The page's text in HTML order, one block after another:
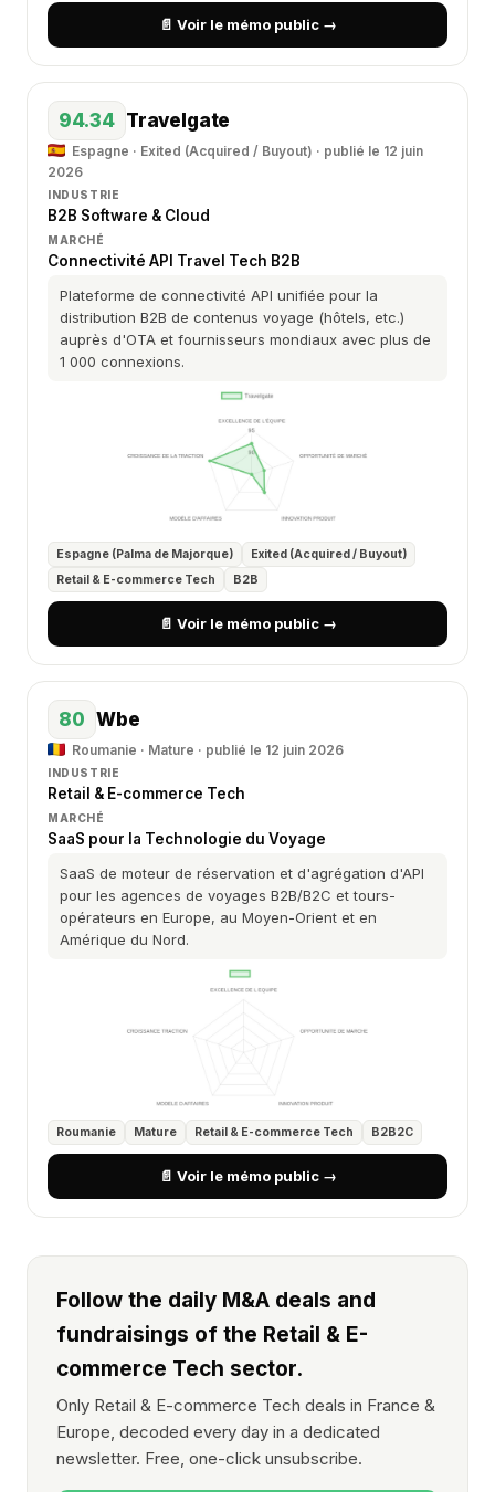
📄 Voir le mémo public →
94.34 Travelgate
Espagne · Exited (Acquired / Buyout) · publié le 12 juin
2026
INDUSTRIE
B2B Software & Cloud
MARCHÉ
Connectivité API Travel Tech B2B
Plateforme de connectivité API unifiée pour la
distribution B2B de contenus voyage (hôtels, etc.)
auprès d'OTA et fournisseurs mondiaux avec plus de
1 000 connexions.
Espagne (Palma de Majorque)
Exited (Acquired / Buyout)
Retail & E-commerce Tech
B2B
📄 Voir le mémo public →
80 Wbe
Roumanie · Mature · publié le 12 juin 2026
INDUSTRIE
Retail & E-commerce Tech
MARCHÉ
SaaS pour la Technologie du Voyage
SaaS de moteur de réservation et d'agrégation d'API
pour les agences de voyages B2B/B2C et tours-
opérateurs en Europe, au Moyen-Orient et en
Amérique du Nord.
Roumanie Mature Retail & E-commerce Tech B2B2C
📄 Voir le mémo public →
Follow the daily M&A deals and
fundraisings of the Retail & E-
commerce Tech sector.
Only Retail & E-commerce Tech deals in France &
Europe, decoded every day in a dedicated
newsletter. Free, one-click unsubscribe.